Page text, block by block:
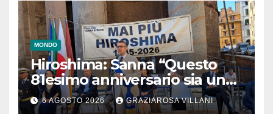
MONDO
Hiroshima: Sanna “Questo
81esimo anniversario sia un
monito per tutti”
6 AGOSTO 2026 GRAZIAROSA VILLANI